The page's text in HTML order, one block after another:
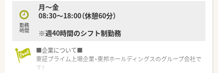
勤務
時間
月～金
08:30～18:00（休憩60分）
※週40時間のシフト制勤務
■企業について■
東証プライム上場企業・東邦ホールディングスのグループ会社で
す！